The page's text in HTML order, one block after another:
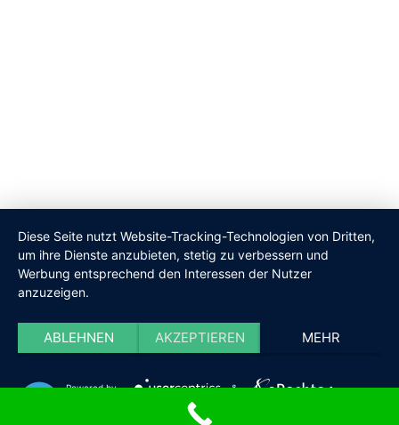
Datenschutzerklärung|
Diese Seite nutzt Website-Tracking-Technologien von Dritten,
um ihre Dienste anzubieten, stetig zu verbessern und
Werbung entsprechend den Interessen der Nutzer
anzuzeigen.
ABLEHNEN AKZEPTIEREN MEHR
Powered by &
Datenschutzerklärung